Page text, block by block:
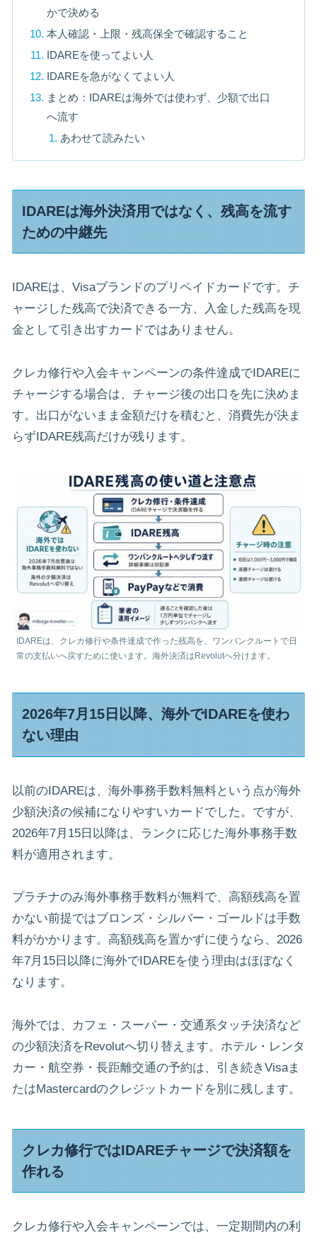
かで決める
本人確認・上限・残高保全で確認すること
IDAREを使ってよい人
IDAREを急がなくてよい人
まとめ：IDAREは海外では使わず、少額で出口
へ流す
あわせて読みたい
IDAREは海外決済用ではなく、残高を流す
ための中継先
IDAREは、Visaブランドのプリペイドカードです。チ
ャージした残高で決済できる一方、入金した残高を現
金として引き出すカードではありません。
クレカ修行や入会キャンペーンの条件達成でIDAREに
チャージする場合は、チャージ後の出口を先に決めま
す。出口がないまま金額だけを積むと、消費先が決ま
らずIDARE残高だけが残ります。
IDAREは、クレカ修行や条件達成で作った残高を、ワンバンクルートで日
常の支払いへ戻すために使います。海外決済はRevolutへ分けます。
2026年7月15日以降、海外でIDAREを使わ
ない理由
以前のIDAREは、海外事務手数料無料という点が海外
少額決済の候補になりやすいカードでした。ですが、
2026年7月15日以降は、ランクに応じた海外事務手数
料が適用されます。
プラチナのみ海外事務手数料が無料で、高額残高を置
かない前提ではブロンズ・シルバー・ゴールドは手数
料がかかります。高額残高を置かずに使うなら、2026
年7月15日以降に海外でIDAREを使う理由はほぼなく
なります。
海外では、カフェ・スーパー・交通系タッチ決済など
の少額決済をRevolutへ切り替えます。ホテル・レンタ
カー・航空券・長距離交通の予約は、引き続きVisaま
たはMastercardのクレジットカードを別に残します。
クレカ修行ではIDAREチャージで決済額を
作れる
クレカ修行や入会キャンペーンでは、一定期間内の利